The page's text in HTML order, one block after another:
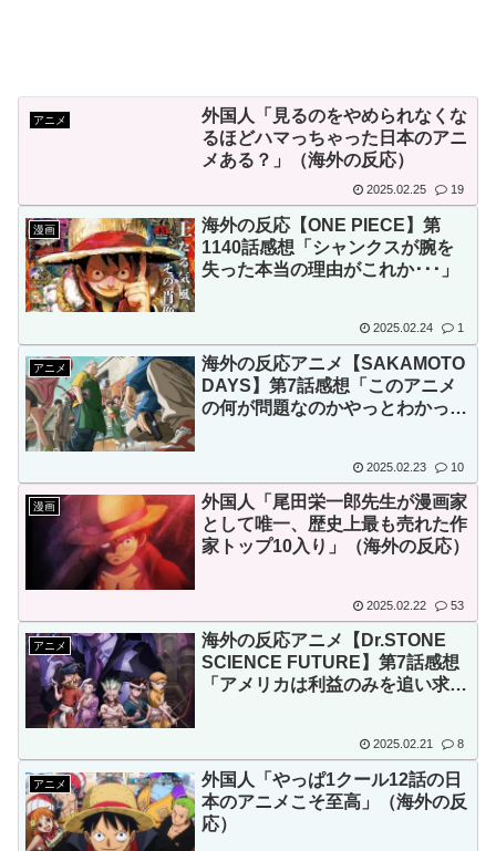
アニメ
外国人「見るのをやめられなくな
るほどハマっちゃった日本のアニ
メある？」（海外の反応）
2025.02.25 19
漫画
海外の反応【ONE PIECE】第
1140話感想「シャンクスが腕を
失った本当の理由がこれか･･･」
2025.02.24 1
アニメ
海外の反応アニメ【SAKAMOTO
DAYS】第7話感想「このアニメ
の何が問題なのかやっとわかった
2025.02.23 10
漫画
外国人「尾田栄一郎先生が漫画家
として唯一、歴史上最も売れた作
家トップ10入り」（海外の反応）
2025.02.22 53
アニメ
海外の反応アニメ【Dr.STONE
SCIENCE FUTURE】第7話感想
「アメリカは利益のみを追い求め
2025.02.21 8
アニメ
外国人「やっぱ1クール12話の日
本のアニメこそ至高」（海外の反
応）